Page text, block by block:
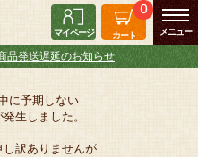
マイページ カート
0
品発送遅延のお知らせ
に予期しない
生しました。
訳ありませんが